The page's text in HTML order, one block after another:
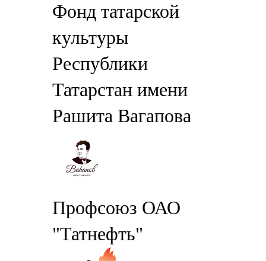
Фонд татарской
культуры
Республики
Татарстан имени
Рашита Вагапова
Профсоюз ОАО
"Татнефть"